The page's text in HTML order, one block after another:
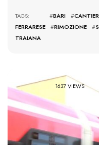
TAGS: #BARI #
FERRARESE
#RIMOZIONE #
TRAIANA
1637 VIEWS